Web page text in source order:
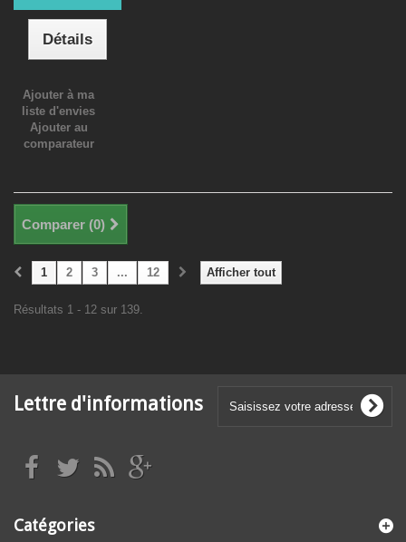
Détails
Ajouter à ma
liste d'envies
Ajouter au
comparateur
Comparer (0)
Afficher tout
1 2 3 ... 12
Résultats 1 - 12 sur 139.
Lettre d'informations
Catégories